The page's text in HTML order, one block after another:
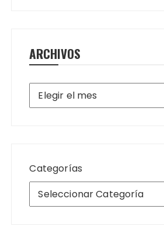
ARCHIVOS
Archivos
Categorías